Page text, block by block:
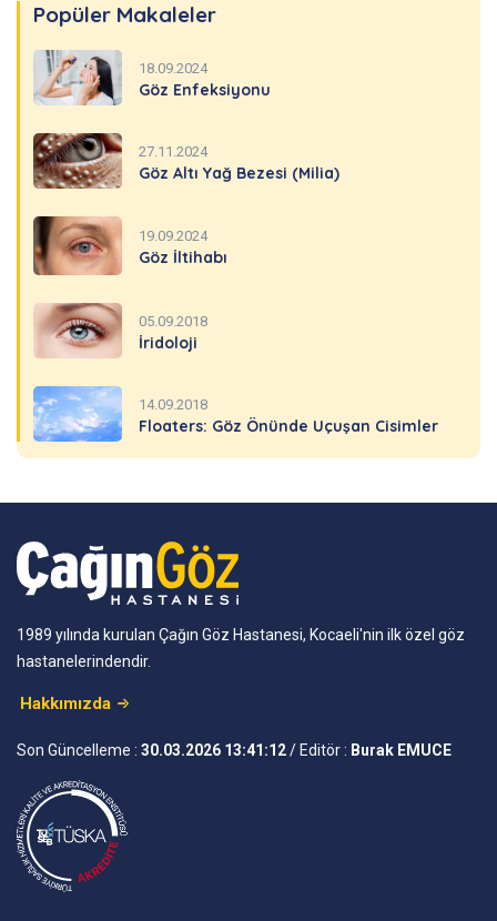
Popüler Makaleler
18.09.2024
Göz Enfeksiyonu
27.11.2024
Göz Altı Yağ Bezesi (Milia)
19.09.2024
Göz İltihabı
05.09.2018
İridoloji
14.09.2018
Floaters: Göz Önünde Uçuşan Cisimler
1989 yılında kurulan Çağın Göz Hastanesi, Kocaeli'nin ilk özel göz
hastanelerindendir.
Hakkımızda
Son Güncelleme : 30.03.2026 13:41:12/ Editör : Burak EMUCE